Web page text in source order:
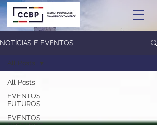
NOTÍCIAS E EVENTOS
All Posts
EVENTOS
FUTUROS
EVENTOS
All Posts